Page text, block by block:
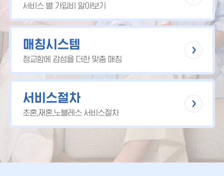
서비스 별 가입비 알아보기
매칭시스템
정교함에 감성을 더한 맞춤 매칭
서비스절차
초혼,재혼,노블레스 서비스절차